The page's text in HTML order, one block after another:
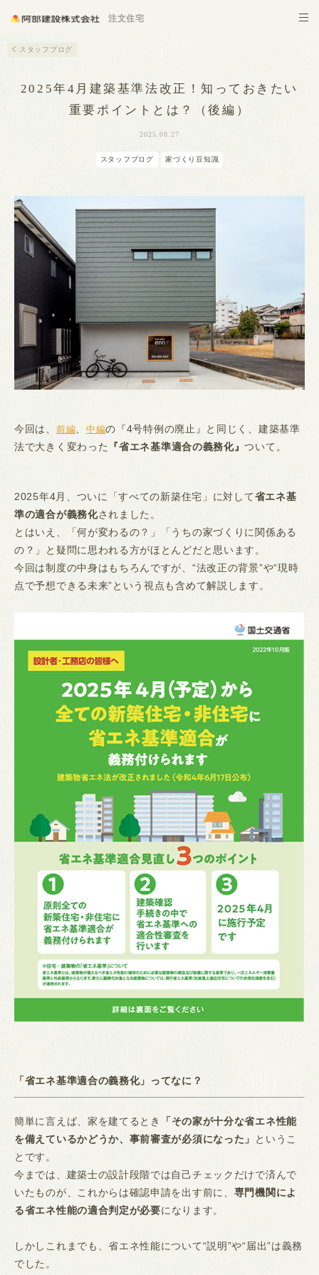
注文住宅
スタッフブログ
2025年4月建築基準法改正！知っておきたい
重要ポイントとは？（後編）
2025.08.27
スタッフブログ 家づくり豆知識
今回は、 前編 中編の『4号特例の廃止』と同じく、建築基準
法で大きく変わった
『省エネ基準適合の義務化』ついて。
2025年4月、ついに「すべての新築住宅」に対して省エネ基
準の適合が義務化されました。
とはいえ、「何が変わるの？」「うちの家づくりに関係ある
の？」と疑問に思われる方がほとんどだと思います。
今回は制度の中身はもちろんですが、“法改正の背景”や“現時
点で予想できる未来”という視点も含めて解説します。
「省エネ基準適合の義務化」ってなに？
簡単に言えば、家を建てるとき
「その家が十分な省エネ性能
を備えているかどうか、事前審査が必須になった」
というこ
とです。
今までは、建築士の設計段階では自己チェックだけで済んで
いたものが、これからは確認申請を出す前に、 専門機関によ
る省エネ性能の適合判定が必要になります。
しかしこれまでも、省エネ性能について“説明”や“届出”は義務
でした。